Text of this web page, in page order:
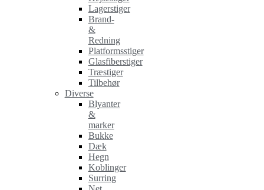
Lagerstiger
Brand-
&
Redning
Platformsstiger
Glasfiberstiger
Træstiger
Tilbehør
Diverse
Blyanter
&
marker
Bukke
Dæk
Hegn
Koblinger
Surring